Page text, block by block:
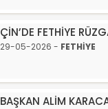
ÇİN’DE FETHİYE
29-05-2026 - FETHİYE
BAŞKAN ALİM